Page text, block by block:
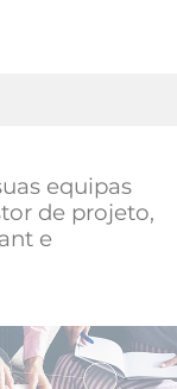
equipas
de projeto,
e